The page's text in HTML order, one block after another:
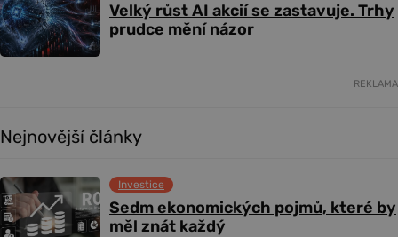
Velký růst AI akcií se zastavuje. Trhy
prudce mění názor
REKLAMA
Nejnovější články
Sedm ekonomických pojmů, které by
měl znát každý
Investice